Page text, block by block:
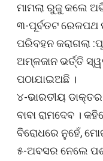
ମାମଲା ରୁଜୁ କଲେ
୩-ପୂର୍ବତଟ ରେଳପଥ
ପରିବହନ କରାଗଲା
ଅମ୍ଳଜାନ ଭର୍ତ୍ତି
ପଠାଯାଇଅଛି ।
୪-ଭାରତୀୟ
ବାବା ରାମଦେବ ।
ବିରୋଧରେ ନୁହେଁ,
୫-ଅବସର ନେଲେ